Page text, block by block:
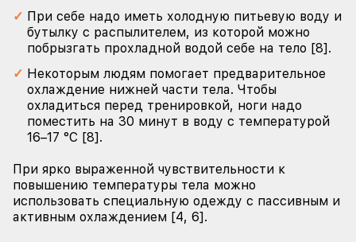
При себе надо иметь холодную питьевую воду и
бутылку с распылителем, из которой можно
побрызгать прохладной водой себе на тело [8].
Некоторым людям помогает предварительное
охлаждение нижней части тела. Чтобы
охладиться перед тренировкой, ноги надо
поместить на 30 минут в воду с температурой
16–17 °С [8].
При ярко выраженной чувствительности к
повышению температуры тела можно
использовать специальную одежду с пассивным и
активным охлаждением [4, 6].